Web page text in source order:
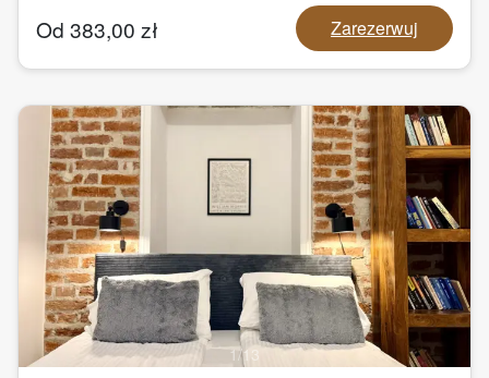
Od 383,00 zł Zarezerwuj
1 /13